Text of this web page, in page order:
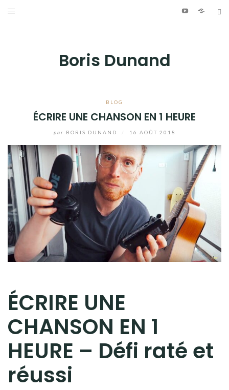
Aller
Youtube
Boris Dunand
BLOG
ÉCRIRE UNE CHANSON EN 1 HEURE
par BORIS DUNAND 16 AOÛT 2018
ÉCRIRE UNE
CHANSON EN 1
HEURE – Défi raté et
réussi
JOURNAL DE BORD
YoutubePatreonBluesky